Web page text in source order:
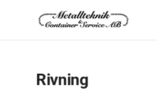
Rivning